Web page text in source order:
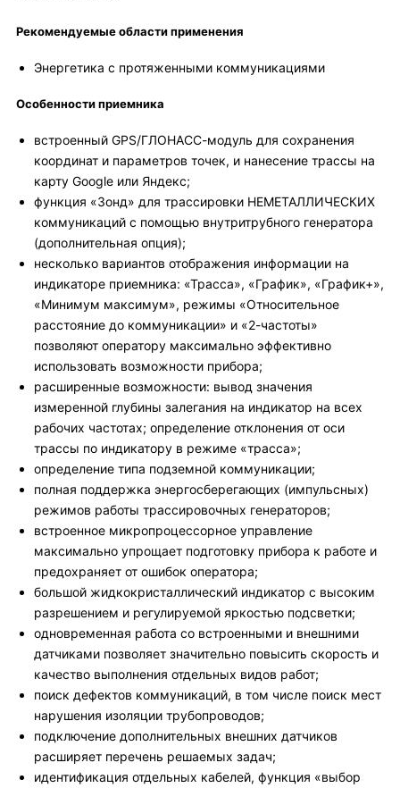
Рекомендуемые области применения
Энергетика с протяженными коммуникациями
Особенности приемника
встроенный GPS/ГЛОНАСС-модуль для сохранения
координат и параметров точек, и нанесение трассы на
карту Google или Яндекс;
функция «Зонд» для трассировки НЕМЕТАЛЛИЧЕСКИХ
коммуникаций с помощью внутритрубного генератора
(дополнительная опция);
несколько вариантов отображения информации на
индикаторе приемника: «Трасса», «График», «График+»,
«Минимум максимум», режимы «Относительное
расстояние до коммуникации» и «2-частоты»
позволяют оператору максимально эффективно
использовать возможности прибора;
расширенные возможности: вывод значения
измеренной глубины залегания на индикатор на всех
рабочих частотах; определение отклонения от оси
трассы по индикатору в режиме «трасса»;
определение типа подземной коммуникации;
полная поддержка энергосберегающих (импульсных)
режимов работы трассировочных генераторов;
встроенное микропроцессорное управление
максимально упрощает подготовку прибора к работе и
предохраняет от ошибок оператора;
большой жидкокристаллический индикатор с высоким
разрешением и регулируемой яркостью подсветки;
одновременная работа со встроенными и внешними
датчиками позволяет значительно повысить скорость и
качество выполнения отдельных видов работ;
поиск дефектов коммуникаций, в том числе поиск мест
нарушения изоляции трубопроводов;
подключение дополнительных внешних датчиков
расширяет перечень решаемых задач;
идентификация отдельных кабелей, функция «выбор